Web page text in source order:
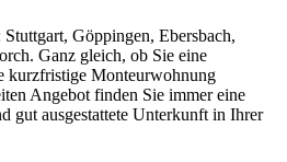
Göppingen, Ebersbach,
Ganz gleich, ob Sie eine
kurzfristige Monteurwohnung
Angebot finden Sie immer eine
gut ausgestattete Unterkunft in Ihrer